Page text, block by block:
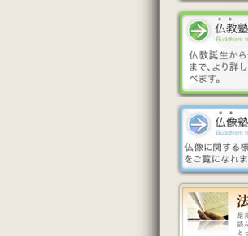
2024年8月の
2024年7月の
2024年6月の
2024年5月の
2024年4月の
2024年3月の
2024年2月の
2023年12月
2023年11月
2023年10月
2023年9月の
2023年8月の
2023年7月の
2023年6月の
2023年5月の
2023年4月の